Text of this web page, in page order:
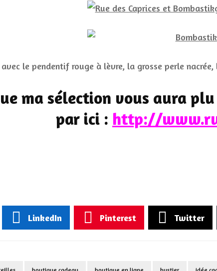
le pendentif rouge à lèvre, la grosse perle
ma sélection vous aura
par ici : http://
LinkedIn Pinterest Twitter